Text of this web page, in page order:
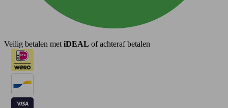
Veilig betalen met iDEAL of achteraf betalen